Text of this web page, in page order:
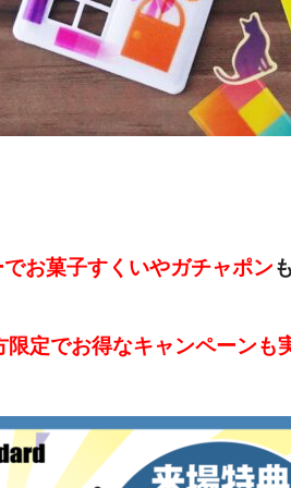
お菓子すくいやガチャポン
定でお得なキャンペーンも